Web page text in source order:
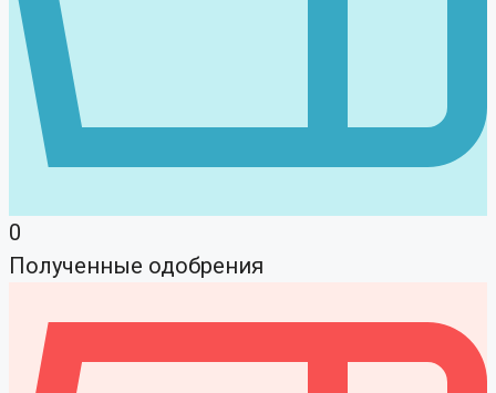
0
Полученные одобрения